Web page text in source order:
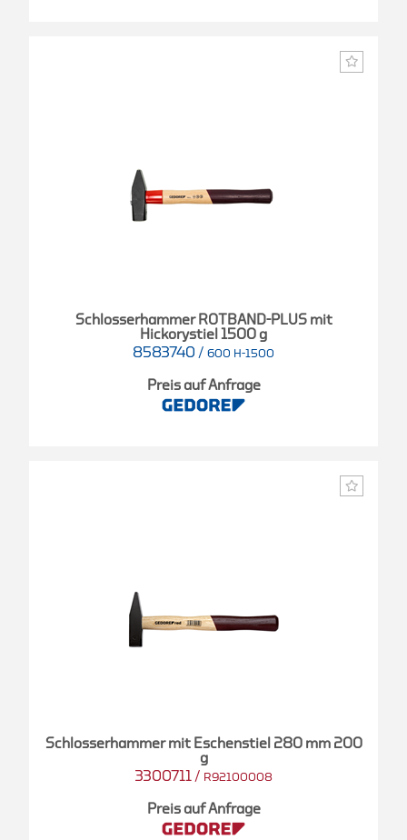
Schlosserhammer ROTBAND-PLUS mit
Hickorystiel 1500 g
8583740 / 600 H-1500
Preis auf Anfrage
Schlosserhammer mit Eschenstiel 280 mm 200
g
3300711 / R92100008
Preis auf Anfrage